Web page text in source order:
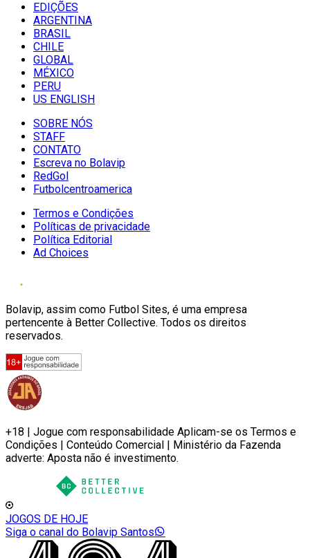
EDIÇÕES
ARGENTINA
BRASIL
CHILE
GLOBAL
MÉXICO
PERU
US ENGLISH
SOBRE NÓS
STAFF
CONTATO
Escreva no Bolavip
RedGol
Futbolcentroamerica
Termos e Condições
Políticas de privacidade
Política Editorial
Ad Choices
Bolavip, assim como Futbol Sites, é uma empresa
pertencente à Better Collective. Todos os direitos
reservados.
+18 | Jogue com responsabilidade Aplicam-se os Termos e
Condições | Conteúdo Comercial | Ministério da Fazenda
adverte: Aposta não é investimento.
JOGOS DE HOJE
Siga o canal do Bolavip Santos